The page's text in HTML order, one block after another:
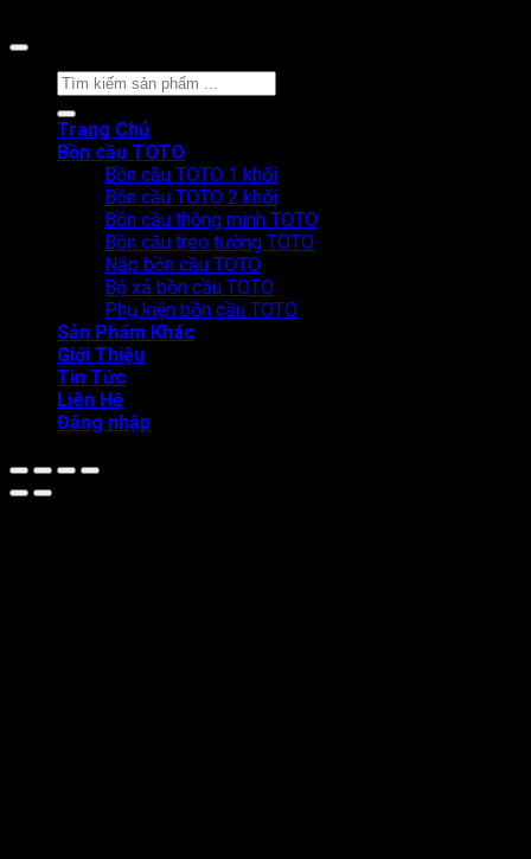
Tìm
Trang Chủ
Bồn cầu TOTO
Bồn cầu TOTO 1 khối
Bồn cầu TOTO 2 khối
Bồn cầu thông minh TOTO
Bồn cầu treo tường TOTO
Nắp bồn cầu TOTO
Bộ xả bồn cầu TOTO
Phụ kiện bồn cầu TOTO
Sản Phẩm Khác
Giới Thiệu
Tin Tức
Liên Hệ
Đăng nhập